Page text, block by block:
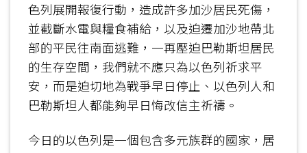
色列展開報復行動，造成許多加沙居民死傷，
並截斷水電與糧食補給，以及迫遷加沙地帶北
部的平民往南面逃難，一再壓迫巴勒斯坦居民
的生存空間，我們就不應只為以色列祈求平
安，而是迫切地為戰爭早日停止、以色列人和
巴勒斯坦人都能夠早日悔改信主祈禱。
今日的以色列是一個包含多元族群的國家，居